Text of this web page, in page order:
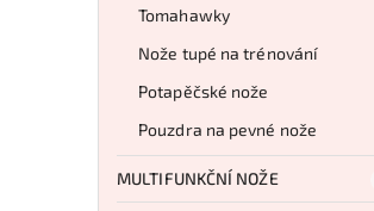
Tomahawky
Nože tupé na trénování
Potapěčské nože
Pouzdra na pevné nože
MULTIFUNKČNÍ NOŽE